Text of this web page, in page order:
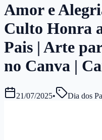
Amor e
Culto Honra
Pais | Arte
no Canva |
21/07/2025• Dia dos